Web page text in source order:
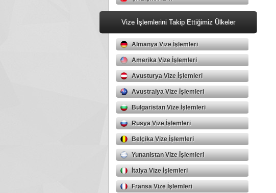
Vize İşlemlerini Takip Ettiğimiz Ülkeler
Almanya Vize İşlemleri
Amerika Vize İşlemleri
Avusturya Vize İşlemleri
Avustralya Vize İşlemleri
Bulgaristan Vize İşlemleri
Rusya Vize İşlemleri
Belçika Vize İşlemleri
Yunanistan Vize İşlemleri
İtalya Vize İşlemleri
Fransa Vize İşlemleri